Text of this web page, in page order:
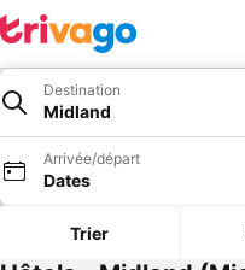
Destination
Midland
Arrivée/départ
Dates
Trier